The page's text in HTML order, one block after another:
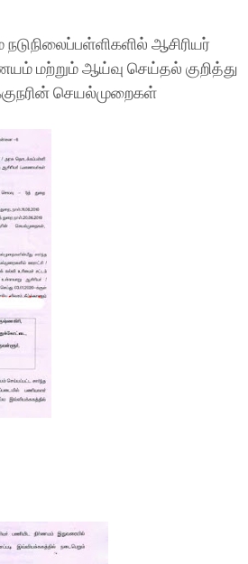
ஆசிரியர்
மற்றும் ஆய்வு செய்தல் குறித்து
செயல்முறைகள்